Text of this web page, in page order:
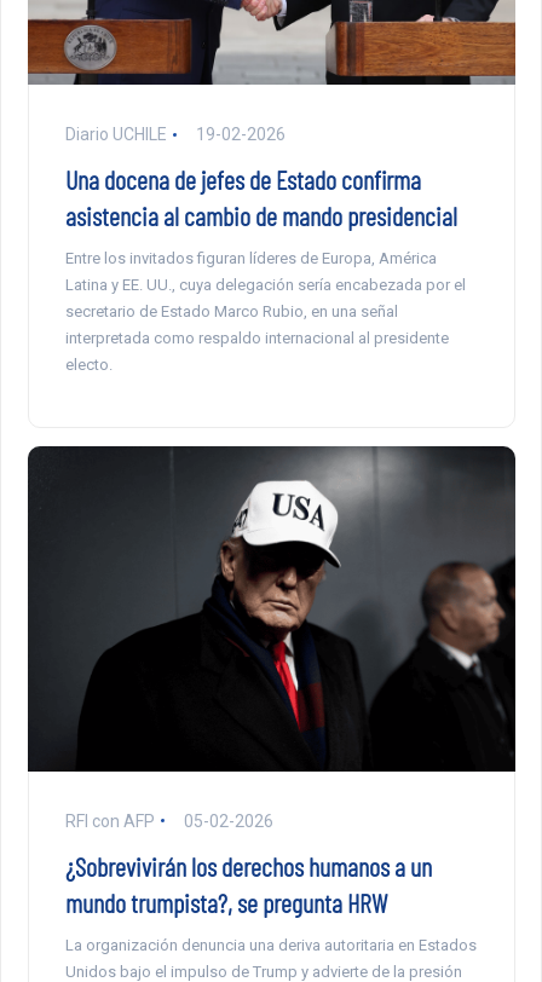
Diario UCHILE 19-02-2026
Una docena de jefes de Estado confirma
asistencia al cambio de mando presidencial
Entre los invitados figuran líderes de Europa, América
Latina y EE. UU., cuya delegación sería encabezada por el
secretario de Estado Marco Rubio, en una señal
interpretada como respaldo internacional al presidente
electo.
RFI con AFP 05-02-2026
¿Sobrevivirán los derechos humanos a un
mundo trumpista?, se pregunta HRW
La organización denuncia una deriva autoritaria en Estados
Unidos bajo el impulso de Trump y advierte de la presión